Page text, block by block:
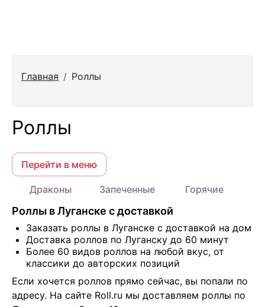
Главная / Роллы
Роллы
Перейти в меню
Драконы Запеченные Горячие
Роллы в Луганске с доставкой
Заказать роллы в Луганске с доставкой на дом
Доставка роллов по Луганску до 60 минут
Более 60 видов роллов на любой вкус, от
классики до авторских позиций
Если хочется роллов прямо сейчас, вы попали по
адресу. На сайте Roll.ru мы доставляем роллы по